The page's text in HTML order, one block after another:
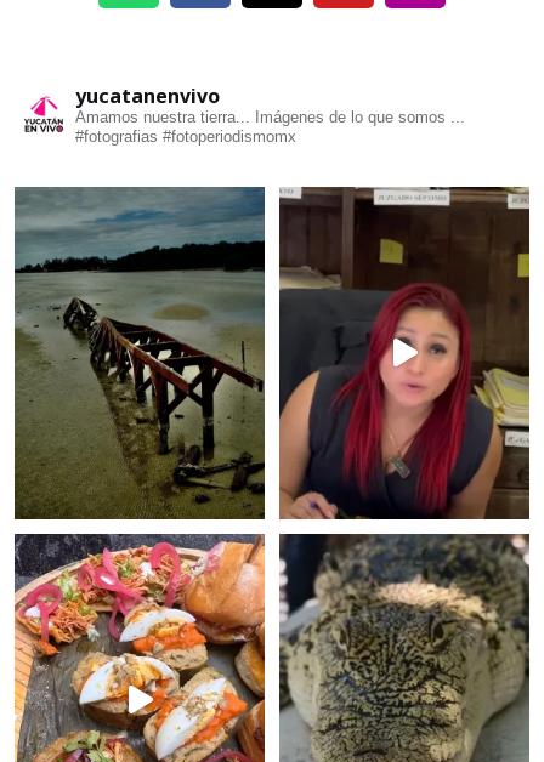
yucatanenvivo
Amamos nuestra tierra... Imágenes de lo que somos ...
#fotografias #fotoperiodismomx